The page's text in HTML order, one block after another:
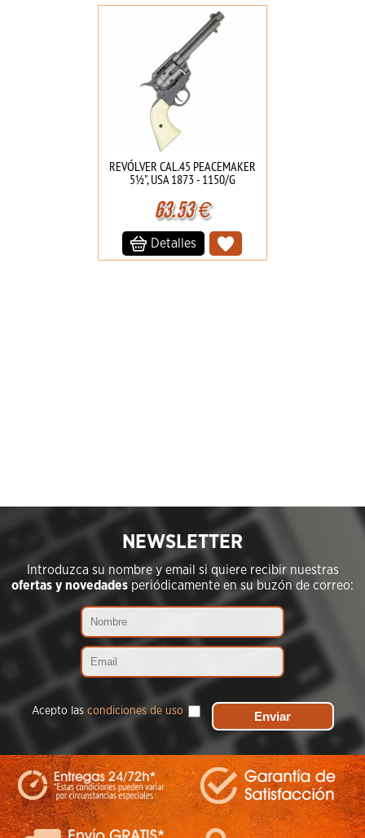
REVÓLVER CAL.45 PEACEMAKER
5½", USA 1873 - 1150/G
63.53€
Detalles
NEWSLETTER
Introduzca su nombre y email si quiere recibir nuestras
ofertas y novedadesperiódicamente en su buzón de correo:
Acepto las condiciones de uso